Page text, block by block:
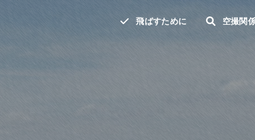
飛ばすために 空撮関